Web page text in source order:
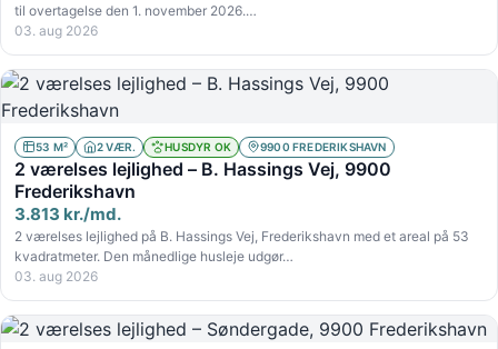
til overtagelse den 1. november 2026.…
03. aug 2026
53 M² 2 VÆR. HUSDYR OK 9900 FREDERIKSHAVN
2 værelses lejlighed – B. Hassings Vej, 9900
Frederikshavn
3.813 kr./md.
2 værelses lejlighed på B. Hassings Vej, Frederikshavn med et areal på 53
kvadratmeter. Den månedlige husleje udgør…
03. aug 2026